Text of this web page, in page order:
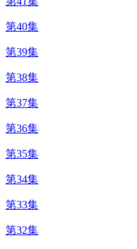
第40集
第39集
第38集
第37集
第36集
第35集
第34集
第33集
第32集